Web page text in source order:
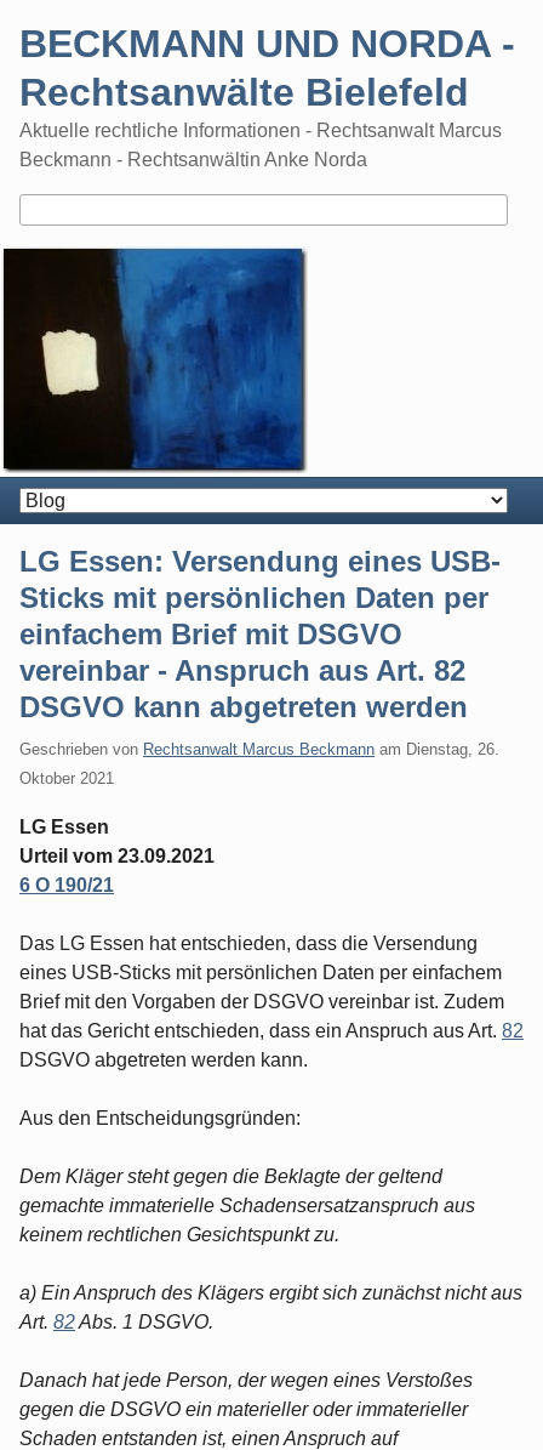
BECKMANN UND NORDA -
Rechtsanwälte Bielefeld
Aktuelle rechtliche Informationen - Rechtsanwalt Marcus
Beckmann - Rechtsanwältin Anke Norda
LG Essen: Versendung eines USB-
Sticks mit persönlichen Daten per
einfachem Brief mit DSGVO
vereinbar - Anspruch aus Art. 82
DSGVO kann abgetreten werden
Geschrieben von Rechtsanwalt Marcus Beckmann am Dienstag, 26.
Oktober 2021
LG Essen
Urteil vom 23.09.2021
6 O 190/21
Das LG Essen hat entschieden, dass die Versendung
eines USB-Sticks mit persönlichen Daten per einfachem
Brief mit den Vorgaben der DSGVO vereinbar ist. Zudem
hat das Gericht entschieden, dass ein Anspruch aus Art. 82
DSGVO abgetreten werden kann.
Aus den Entscheidungsgründen:
Dem Kläger steht gegen die Beklagte der geltend
gemachte immaterielle Schadensersatzanspruch aus
keinem rechtlichen Gesichtspunkt zu.
a) Ein Anspruch des Klägers ergibt sich zunächst nicht aus
Art. 82Abs. 1 DSGVO.
Danach hat jede Person, der wegen eines Verstoßes
gegen die DSGVO ein materieller oder immaterieller
Schaden entstanden ist, einen Anspruch auf